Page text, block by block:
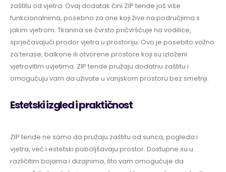
zaštitu od vjetra. Ovaj dodatak čini ZIP tende još više
funkcionalnima, posebno za one koji žive na područjima s
jakim vjetrom. Tkanina se čvrsto pričvršćuje na vodilice,
sprječavajući prodor vjetra u prostoriju. Ovo je posebito važno
za terase, balkone ili otvorene prostore koji su izloženi
vjetrovitim uvjetima. ZIP tende pružaju dodatnu zaštitu i
omogućuju vam da uživate u vanjskom prostoru bez smetnji.
Estetski izgled i praktičnost
ZIP tende ne samo da pružaju zaštitu od sunca, pogleda i
vjetra, već i estetski poboljšavaju prostor. Dostupne su u
različitim bojama i dizajnima, što vam omogućuje da